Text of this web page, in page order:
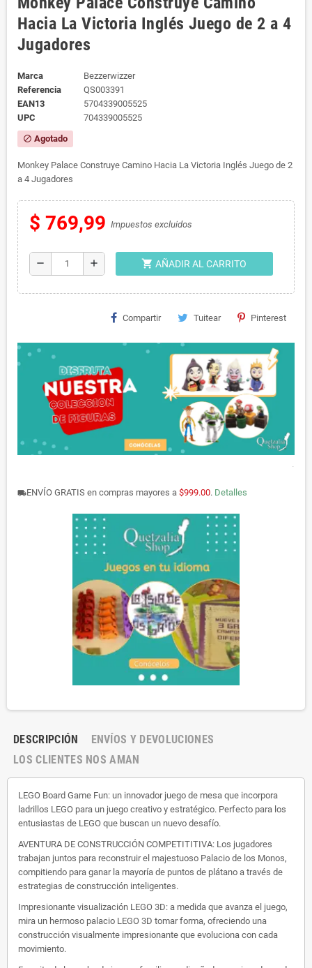
Hacia La Victoria Inglés Juego de 2 a 4
Jugadores
Marca
Bezzerwizzer
Referencia
QS003391
EAN13
5704339005525
UPC
704339005525
block Agotado
Monkey Palace Construye Camino Hacia La Victoria Inglés Juego de 2
a 4 Jugadores
$ 769,99 Impuestos excluidos
remove add shopping_cart AÑADIR AL CARRITO
Compartir Tuitear Pinterest
.
local_shippingENVÍO GRATIS en compras mayores a $999.00. Detalles
DESCRIPCIÓN
ENVÍOS Y DEVOLUCIONES
LOS CLIENTES NOS AMAN
LEGO Board Game Fun: un innovador juego de mesa que incorpora
ladrillos LEGO para un juego creativo y estratégico. Perfecto para los
entusiastas de LEGO que buscan un nuevo desafío.
AVENTURA DE CONSTRUCCIÓN COMPETITITIVA: Los jugadores
trabajan juntos para reconstruir el majestuoso Palacio de los Monos,
compitiendo para ganar la mayoría de puntos de plátano a través de
estrategias de construcción inteligentes.
Impresionante visualización LEGO 3D: a medida que avanza el juego,
mira un hermoso palacio LEGO 3D tomar forma, ofreciendo una
construcción visualmente impresionante que evoluciona con cada
movimiento.